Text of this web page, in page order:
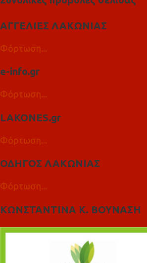
ΑΓΓΕΛΙΕΣ ΛΑΚΩΝΙΑΣ
Φόρτωση...
e-info.gr
Φόρτωση...
LAKONES.gr
Φόρτωση...
ΟΔΗΓΟΣ ΛΑΚΩΝΙΑΣ
Φόρτωση...
ΚΩΝΣΤΑΝΤΙΝΑ Κ. ΒΟΥΝΑΣΗ